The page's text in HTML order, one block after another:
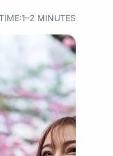
1–2 MINUTES